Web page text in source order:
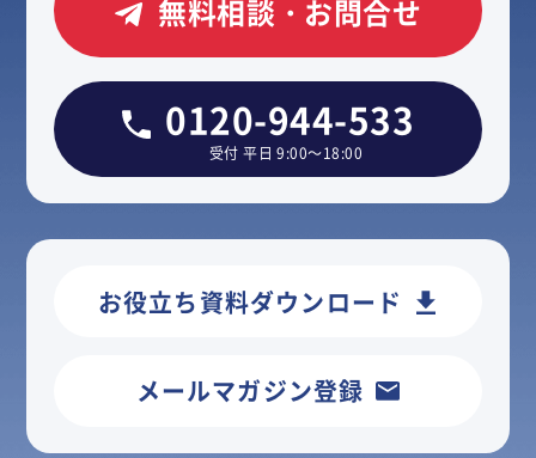
無料相談・お問合せ
0120-944-533
受付 平日 9:00～18:00
お役立ち資料ダウンロード
メールマガジン登録